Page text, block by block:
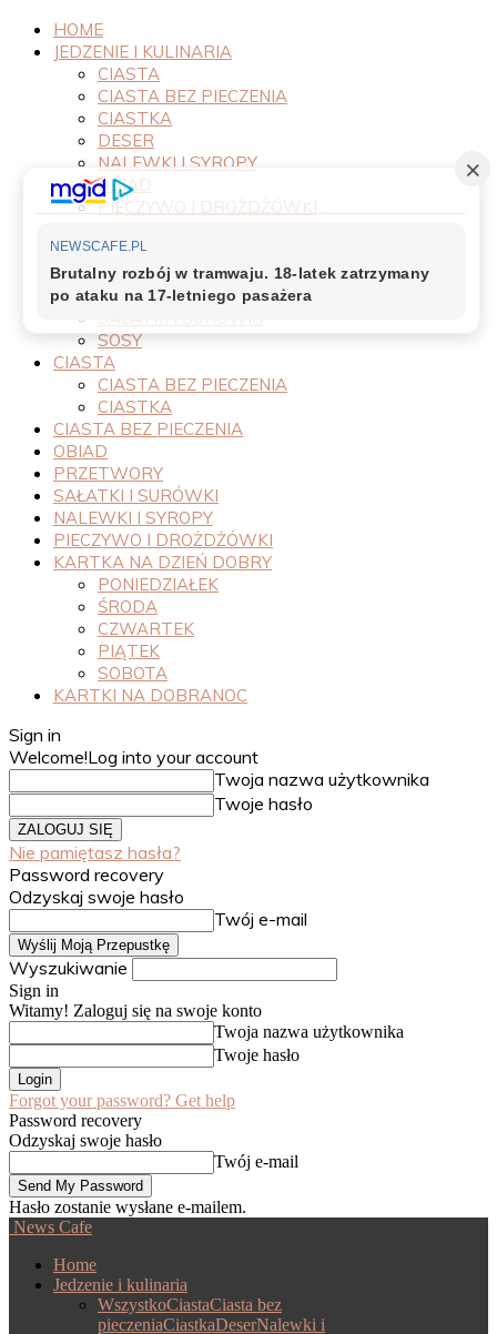
HOME
JEDZENIE I KULINARIA
CIASTA
CIASTA BEZ PIECZENIA
CIASTKA
DESER
NALEWKI I SYROPY
OBIAD
PIECZYWO I DROŻDŻÓWKI
PRZEPISY
PRZETWORY
PRZYSTAWKI
SAŁATKI I SURÓWKI
SOSY
CIASTA
CIASTA BEZ PIECZENIA
CIASTKA
CIASTA BEZ PIECZENIA
OBIAD
PRZETWORY
SAŁATKI I SURÓWKI
NALEWKI I SYROPY
PIECZYWO I DROŻDŻÓWKI
KARTKA NA DZIEŃ DOBRY
PONIEDZIAŁEK
ŚRODA
CZWARTEK
PIĄTEK
SOBOTA
KARTKI NA DOBRANOC
Sign in
Welcome!Log into your account
Twoja nazwa użytkownika
Twoje hasło
Nie pamiętasz hasła?
Password recovery
Odzyskaj swoje hasło
Twój e-mail
Wyszukiwanie
Sign in
Witamy! Zaloguj się na swoje konto
Twoja nazwa użytkownika
Twoje hasło
Forgot your password? Get help
Password recovery
Odzyskaj swoje hasło
Twój e-mail
Hasło zostanie wysłane e-mailem.
News Cafe
Home
Jedzenie i kulinaria
WszystkoCiastaCiasta bez
pieczeniaCiastkaDeserNalewki i